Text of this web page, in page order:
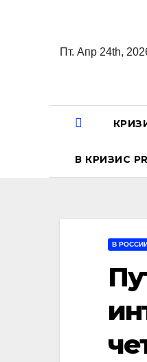
содержаниюПт. Апр 24th,
В КРИЗИС
В